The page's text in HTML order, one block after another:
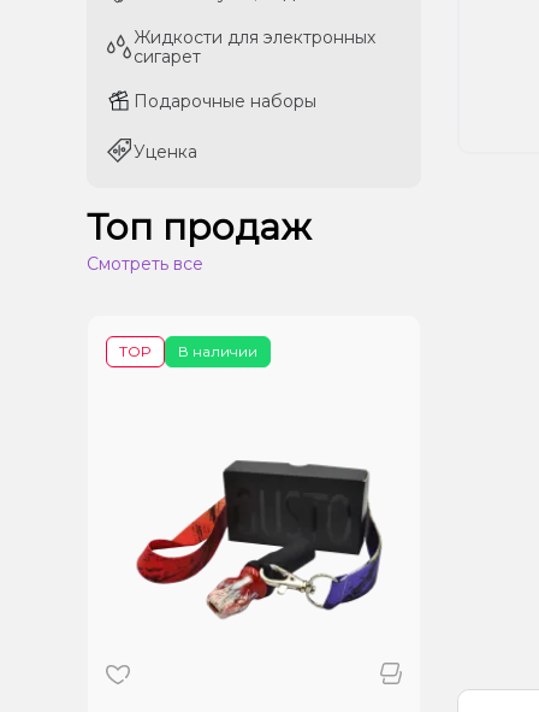
Жидкости для электронных
сигарет
Подарочные наборы
Уценка
Жидкости для электронных
сигарет
Подарочные наборы
Уценка
Топ продаж
Смотреть все
В наличии
TOP